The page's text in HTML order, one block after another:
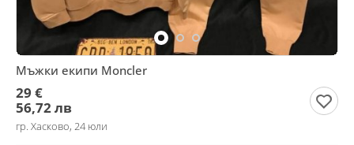
Мъжки екипи Moncler
29 €
56,72 лв
гр. Хасково, 24 юли